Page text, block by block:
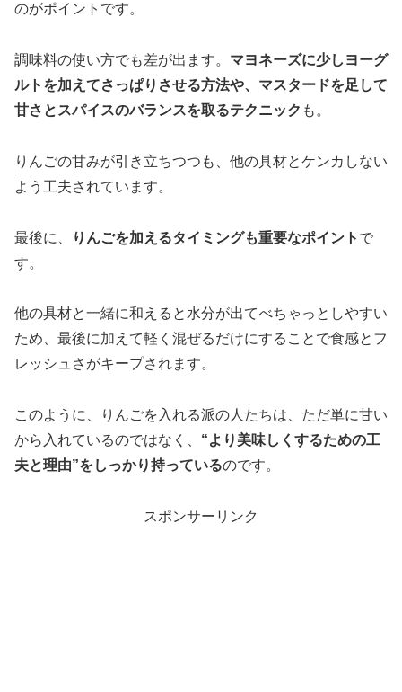
のがポイントです。
調味料の使い方でも差が出ます。 マヨネーズに少しヨーグ
ルトを加えてさっぱりさせる方法や、マスタードを足して
甘さとスパイスのバランスを取るテクニック も。
りんごの甘みが引き立ちつつも、他の具材とケンカしない
よう工夫されています。
最後に、 りんごを加えるタイミングも重要なポイント で
す。
他の具材と一緒に和えると水分が出てべちゃっとしやすい
ため、最後に加えて軽く混ぜるだけにすることで食感とフ
レッシュさがキープされます。
このように、りんごを入れる派の人たちは、ただ単に甘い
から入れているのではなく、 “より美味しくするための工
夫と理由”をしっかり持っているのです。
スポンサーリンク